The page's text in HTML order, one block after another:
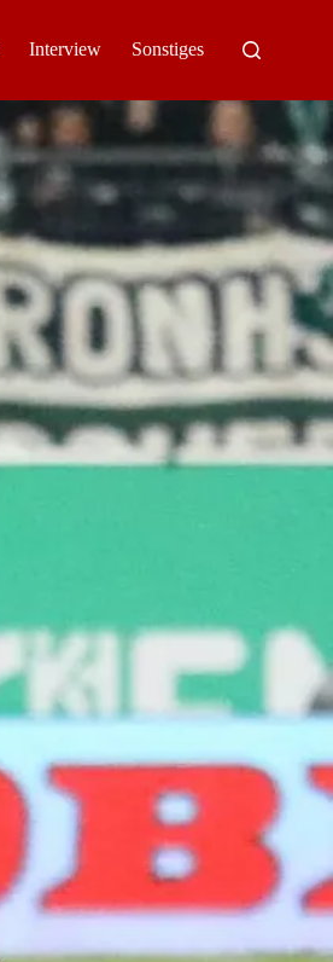
Interview Sonstiges